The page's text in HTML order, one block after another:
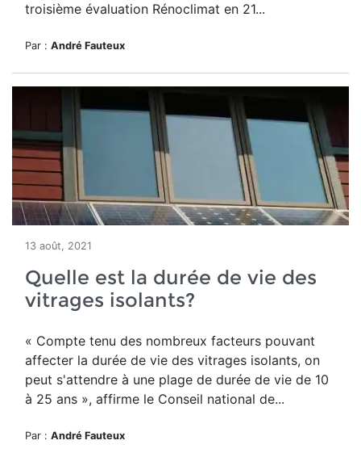
troisième évaluation Rénoclimat en 21...
Par : André Fauteux
13 août, 2021
Quelle est la durée de vie des
vitrages isolants?
« Compte tenu des nombreux facteurs pouvant
affecter la durée de vie des vitrages isolants, on
peut s'attendre à une plage de durée de vie de 10
à 25 ans », affirme le Conseil national de...
Par : André Fauteux